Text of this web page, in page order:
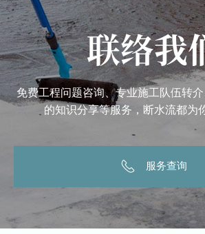
联络我
免费工程问题咨询、专业施工队伍转
的知识分享等服务，断水流都为
服务查询